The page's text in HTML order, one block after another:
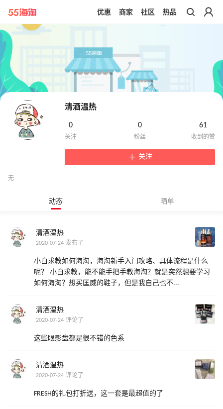
带你去官网买正品
优惠 商家 社区 热品
清酒温热
0 0 61
关注
无
动态 晒单
清酒温热
2020-07-24 发布了
小白求教如何海淘，海淘新手入门攻略、具体流程是什么
呢？ 小白求教，能不能手把手教海淘？就是突然想要学习
如何海淘？想买匡威的鞋子，但是我自己也不...
清酒温热
2020-07-24 评论了
这些眼影盘都是很不错的色系
清酒温热
2020-07-24 评论了
FRESH的礼包打折送，这一套是最超值的了